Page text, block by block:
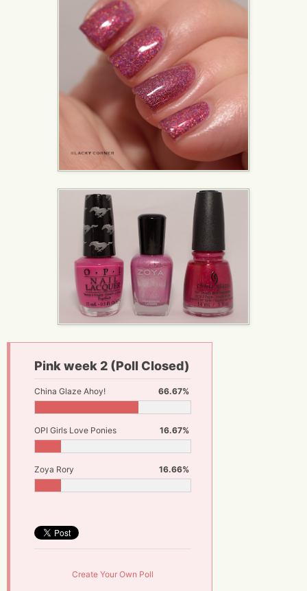
Pink week 2 (Poll Closed)
China Glaze Ahoy! 66.67%
OPI Girls Love Ponies 16.67%
Zoya Rory 16.66%
Create Your Own Poll